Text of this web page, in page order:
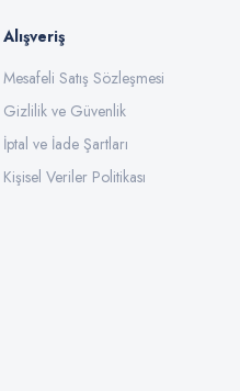
Alışveriş
Mesafeli Satış Sözleşmesi
Gizlilik ve Güvenlik
İptal ve İade Şartları
Kişisel Veriler Politikası